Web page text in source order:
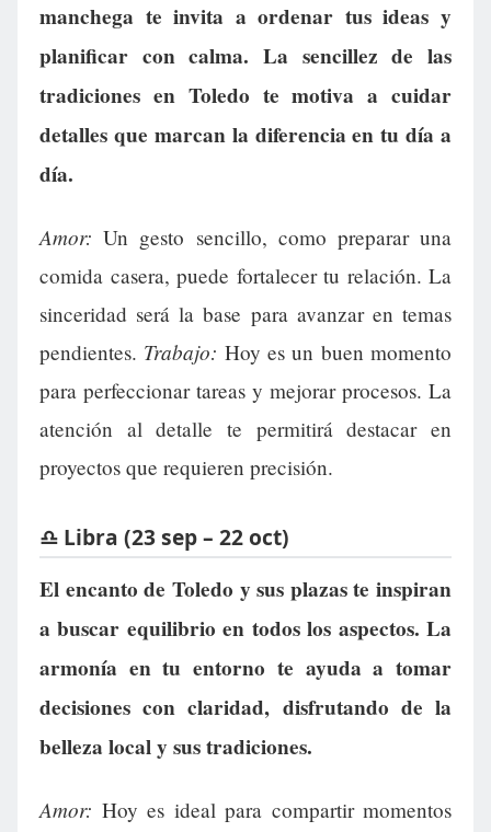
manchega te invita a ordenar tus ideas y
planificar con calma. La sencillez de las
tradiciones en Toledo te motiva a cuidar
detalles que marcan la diferencia en tu día a
día.
Amor: Un gesto sencillo, como preparar una
comida casera, puede fortalecer tu relación. La
sinceridad será la base para avanzar en temas
pendientes. Trabajo: Hoy es un buen momento
para perfeccionar tareas y mejorar procesos. La
atención al detalle te permitirá destacar en
proyectos que requieren precisión.
♎ Libra (23 sep – 22 oct)
El encanto de Toledo y sus plazas te inspiran
a buscar equilibrio en todos los aspectos. La
armonía en tu entorno te ayuda a tomar
decisiones con claridad, disfrutando de la
belleza local y sus tradiciones.
Amor: Hoy es ideal para compartir momentos